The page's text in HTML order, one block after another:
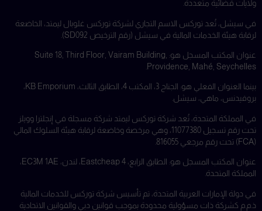
ولايات قضائية متعددة.
في سيشل، تُعد توركس الاسم التجاري لشركة توركس غلوبال ليمتد، الخاضعة
لرقابة هيئة الخدمات المالية في سيشل (رقم الترخيص SD092).
عنوان المكتب المسجل هو: Suite 18, Third Floor, Vairam Building,
Providence, Mahé, Seychelles.
بينما العنوان الفعلي هو: الجناح 3، المكتب 4، الطابق الثالث، KB Emporium،
بروفيدنس، ماهي، سيشل.
في المملكة المتحدة، تُعد شركة توركس ليمتد شركة مسجلة في إنجلترا وويلز
تحت رقم تسجيل 11077380، وهي مرخصة وخاضعة لرقابة هيئة السلوك المالي
(FCA) تحت رقم مرجعي 816055.
عنوان المكتب المسجل هو: الطابق الرابع، 4 Eastcheap، لندن، EC3M 1AE،
المملكة المتحدة.
في دولة الإمارات العربية المتحدة، تم تأسيس شركة توركس للخدمات المالية
ذ.م.م كشركة ذات مسؤولية محدودة بموجب قوانين دبي والقوانين الاتحادية